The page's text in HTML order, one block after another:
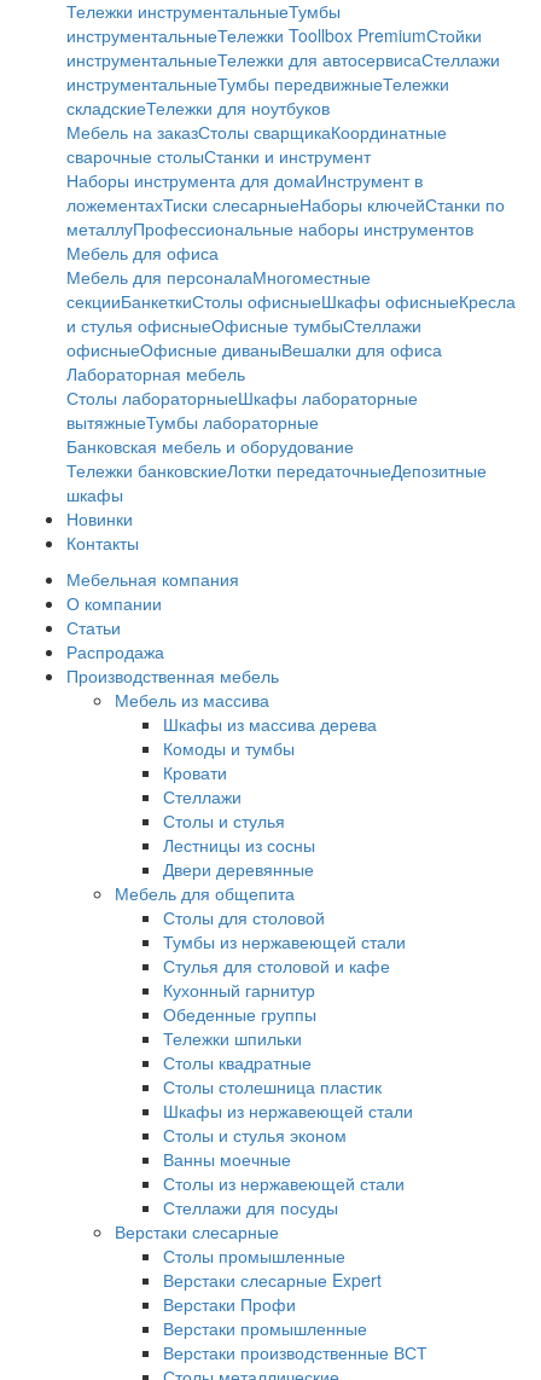
Тележки инструментальныеТумбы
инструментальныеТележки Toollbox PremiumСтойки
инструментальныеТележки для автосервисаСтеллажи
инструментальныеТумбы передвижныеТележки
складскиеТележки для ноутбуков
Мебель на заказСтолы сварщикаКоординатные
сварочные столыСтанки и инструмент
Наборы инструмента для домаИнструмент в
ложементахТиски слесарныеНаборы ключейСтанки по
металлуПрофессиональные наборы инструментов
Мебель для офиса
Мебель для персоналаМногоместные
секцииБанкеткиСтолы офисныеШкафы офисныеКресла
и стулья офисныеОфисные тумбыСтеллажи
офисныеОфисные диваныВешалки для офиса
Лабораторная мебель
Столы лабораторныеШкафы лабораторные
вытяжныеТумбы лабораторные
Банковская мебель и оборудование
Тележки банковскиеЛотки передаточныеДепозитные
шкафы
Новинки
Контакты
Мебельная компания
О компании
Статьи
Распродажа
Производственная мебель
Мебель из массива
Шкафы из массива дерева
Комоды и тумбы
Кровати
Стеллажи
Столы и стулья
Лестницы из сосны
Двери деревянные
Мебель для общепита
Столы для столовой
Тумбы из нержавеющей стали
Стулья для столовой и кафе
Кухонный гарнитур
Обеденные группы
Тележки шпильки
Столы квадратные
Столы столешница пластик
Шкафы из нержавеющей стали
Столы и стулья эконом
Ванны моечные
Столы из нержавеющей стали
Стеллажи для посуды
Верстаки слесарные
Столы промышленные
Верстаки слесарные Expert
Верстаки Профи
Верстаки промышленные
Верстаки производственные ВСТ